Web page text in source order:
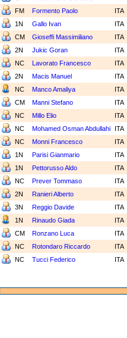
FM Formento Paolo
ITA
1N Gallo Ivan
ITA
CM Gioseffi Massimiliano
ITA
2N Jukic Goran
ITA
NC Lavorato Francesco
ITA
2N Macis Manuel
ITA
NC Manco Amaliya
ITA
CM Manni Stefano
ITA
NC Millo Elio
ITA
NC Mohamed Osman Abdullahi
ITA
NC Monni Francesco
ITA
1N Parisi Gianmario
ITA
1N Pettorusso Aldo
ITA
NC Prever Tommaso
ITA
2N Ranieri Alberto
ITA
3N Reggio Davide
ITA
1N Rinaudo Giada
ITA
CM Ronzano Luca
ITA
NC Rotondaro Riccardo
ITA
NC Tucci Federico ITA